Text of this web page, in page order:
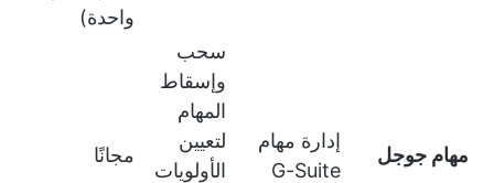
واحدة)
مهام جوجل
إدارة مهام
G-Suite
سحب
وإسقاط
المهام
لتعيين
الأولويات
مجانًا